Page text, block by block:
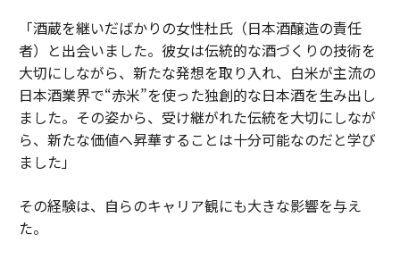
「酒蔵を継いだばかりの女性杜氏（日本酒醸造の責任
者）と出会いました。彼女は伝統的な酒づくりの技術を
大切にしながら、新たな発想を取り入れ、白米が主流の
日本酒業界で“赤米”を使った独創的な日本酒を生み出し
ました。その姿から、受け継がれた伝統を大切にしなが
ら、新たな価値へ昇華することは十分可能なのだと学び
ました」
その経験は、自らのキャリア観にも大きな影響を与え
た。